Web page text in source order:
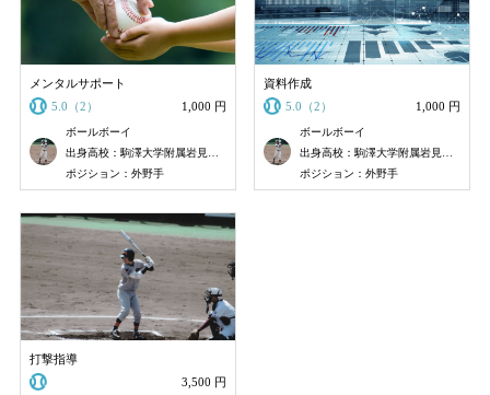
メンタルサポート
5.0（2）
1,000 円
ボールボーイ
ポジション：外野手
資料作成
5.0（2）
1,000 円
ボールボーイ
ポジション：外野手
打撃指導
3,500 円